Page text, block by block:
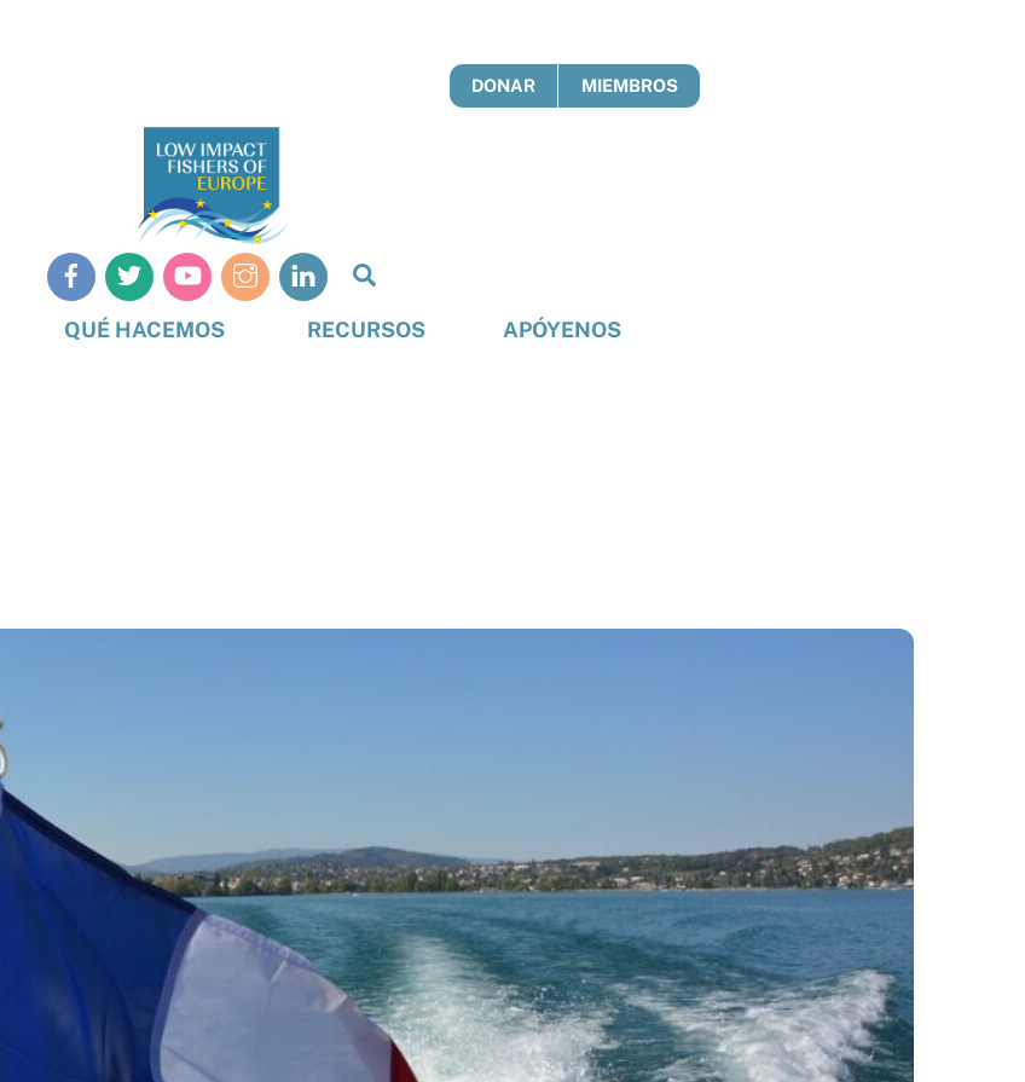
DONAR MIEMBROS
QUÉ HACEMOS RECURSOS APÓYENOS